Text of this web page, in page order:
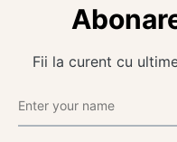
Fii la curent cu